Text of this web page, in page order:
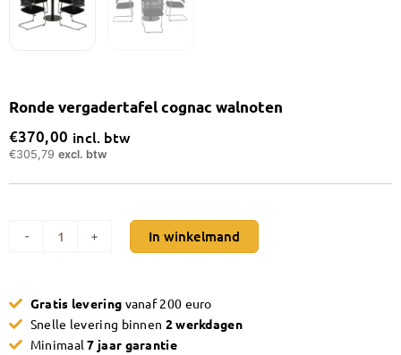
Ronde vergadertafel cognac walnoten
€370,00 incl. btw
€305,79 excl. btw
-
aantal
+ In winkelmand
Gratis levering vanaf 200 euro
Snelle levering binnen 2 werkdagen
Minimaal7 jaar garantie